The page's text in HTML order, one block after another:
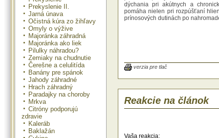
Prekyslenie II.
Jarná únava
Očistná kúra zo žihľavy
Omyly o výžive
Majoránka záhradná
Majoránka ako liek
Pilulky náhradou?
Zemiaky na chudnutie
Čerešne a celulitída
Banány pre spánok
Jahody záhradné
Hrach záhradný
Paradajky na choroby
Mrkva
Citróny podporujú
zdravie
Kaleráb
Baklažán
dýchania pri akútnych a
pomáha nielen pri rozpúšťaní
prínosových dutinách po
verzia pre tlač
Reakcie na článok
Vaša reakcia: